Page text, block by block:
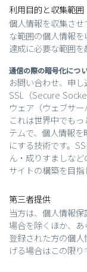
利用目的と収集範囲
個人情報を収集さ
な範囲の個人情報
達成に必要な範囲を
通信の際の暗号化につ
お問い合わせ、申し
SSL（Secure
ウェア（ウェブサー
これは世界中でも
テムで、個人情報
にする技術です。
ん・成りすましな
サイトの構築を目指
第三者提供
当方は、個人情報
場合を除くほか、
登録された方の個
げる場合はこの限り